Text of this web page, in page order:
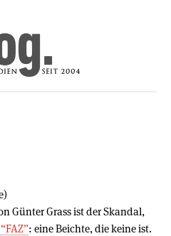
Günter Grass ist der Skandal,
: eine Beichte, die keine ist.